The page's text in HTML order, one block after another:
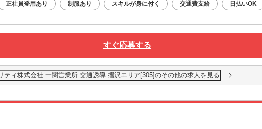
正社員登用あり 制服あり スキルが身に付く 交通費支給 日払いOK
すぐ応募する
ティ株式会社 一関営業所 交通誘導 摺沢エリア[305]のその他の求人を見る